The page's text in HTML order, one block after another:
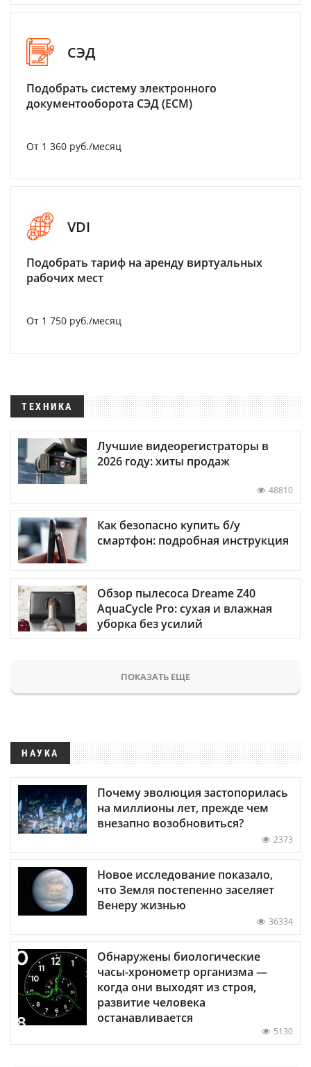
СЭД
Подобрать систему электронного
документооборота СЭД (ECM)
От 1 360 руб./месяц
VDI
Подобрать тариф на аренду виртуальных
рабочих мест
От 1 750 руб./месяц
ТЕХНИКА
Лучшие видеорегистраторы в
2026 году: хиты продаж
48810
Как безопасно купить б/у
смартфон: подробная инструкция
Обзор пылесоса Dreame Z40
AquaCycle Pro: сухая и влажная
уборка без усилий
ПОКАЗАТЬ ЕЩЕ
НАУКА
Почему эволюция застопорилась
на миллионы лет, прежде чем
внезапно возобновиться?
2373
Новое исследование показало,
что Земля постепенно заселяет
Венеру жизнью
36334
Обнаружены биологические
часы-хронометр организма —
когда они выходят из строя,
развитие человека
останавливается
5130